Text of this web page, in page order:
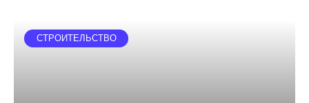
СТРОИТЕЛЬСТВО